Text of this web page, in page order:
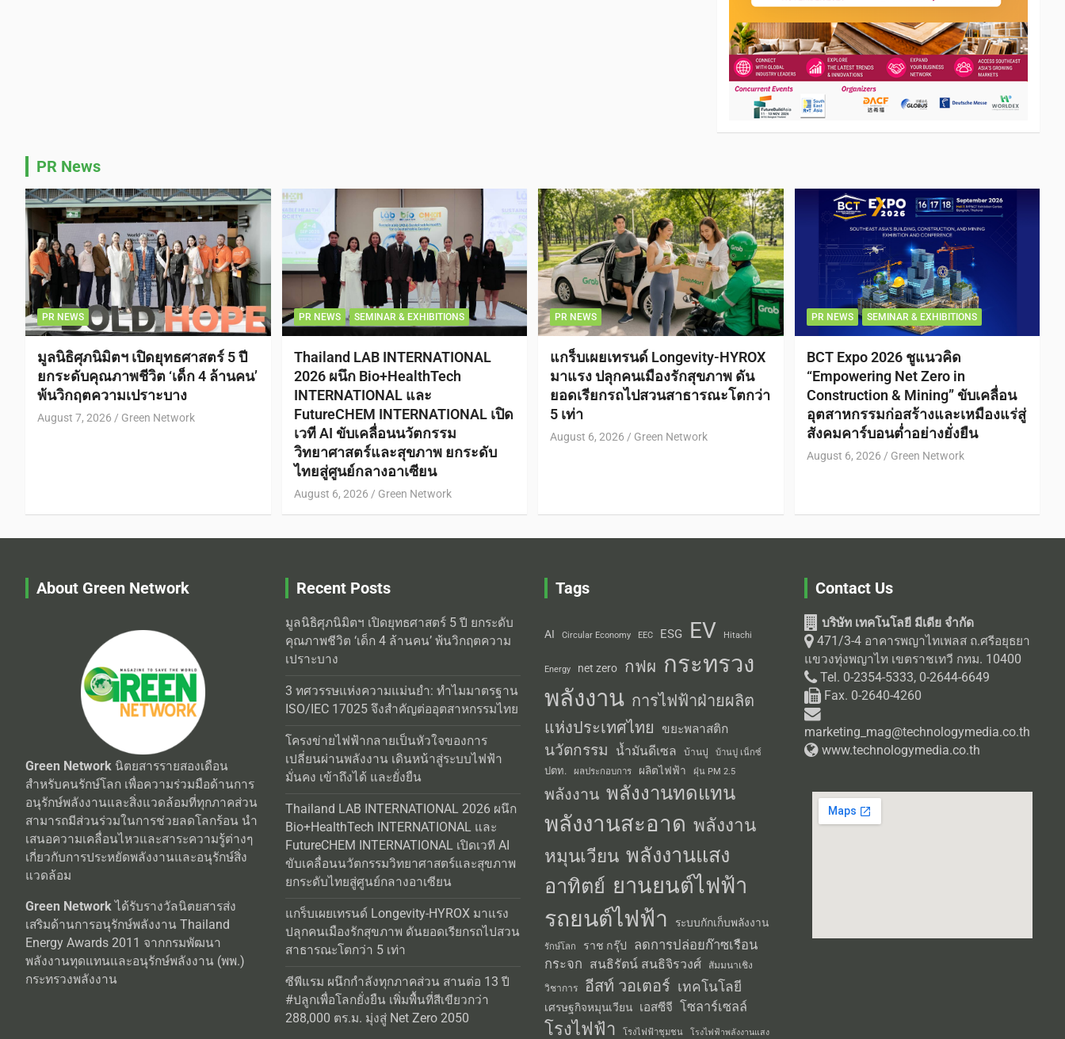
PR News
PR NEWS
มูลนิธิศุภนิมิตฯ เปิดยุทธศาสตร์ 5 ปี
ยกระดับคุณภาพชีวิต ‘เด็ก 4 ล้านคน’
พ้นวิกฤตความเปราะบาง
August 7, 2026 Green Network
PR NEWS SEMINAR & EXHIBITIONS
Thailand LAB INTERNATIONAL
2026 ผนึก Bio+HealthTech
INTERNATIONAL และ
FutureCHEM INTERNATIONAL เปิด
เวที AI ขับเคลื่อนนวัตกรรม
วิทยาศาสตร์และสุขภาพ ยกระดับ
ไทยสู่ศูนย์กลางอาเซียน
August 6, 2026 Green Network
PR NEWS
แกร็บเผยเทรนด์ Longevity-HYROX
มาแรง ปลุกคนเมืองรักสุขภาพ ดัน
ยอดเรียกรถไปสวนสาธารณะโตกว่า
5 เท่า
August 6, 2026 Green Network
PR NEWS SEMINAR & EXHIBITIONS
BCT Expo 2026 ชูแนวคิด
“Empowering Net Zero in
Construction & Mining” ขับเคลื่อน
อุตสาหกรรมก่อสร้างและเหมืองแร่สู่
สังคมคาร์บอนต่ำอย่างยั่งยืน
August 6, 2026 Green Network
About Green Network
Green Network นิตยสารรายสองเดือน
สำหรับคนรักษ์โลก เพื่อความร่วมมือด้านการ
อนุรักษ์พลังงานและสิ่งแวดล้อมที่ทุกภาคส่วน
สามารถมีส่วนร่วมในการช่วยลดโลกร้อน นำ
เสนอความเคลื่อนไหวและสาระความรู้ต่างๆ
เกี่ยวกับการประหยัดพลังงานและอนุรักษ์สิ่ง
แวดล้อม
Green Network ได้รับรางวัลนิตยสารส่ง
เสริมด้านการอนุรักษ์พลังงาน Thailand
Energy Awards 2011 จากกรมพัฒนา
พลังงานทุดแทนและอนุรักษ์พลังงาน (พพ.)
กระทรวงพลังงาน
Recent Posts
มูลนิธิศุภนิมิตฯ เปิดยุทธศาสตร์ 5 ปี ยกระดับ
คุณภาพชีวิต ‘เด็ก 4 ล้านคน’ พ้นวิกฤตความ
เปราะบาง
3 ทศวรรษแห่งความแม่นยำ: ทำไมมาตรฐาน
ISO/IEC 17025 จึงสำคัญต่ออุตสาหกรรมไทย
โครงข่ายไฟฟ้ากลายเป็นหัวใจของการ
เปลี่ยนผ่านพลังงาน เดินหน้าสู่ระบบไฟฟ้า
มั่นคง เข้าถึงได้ และยั่งยืน
Thailand LAB INTERNATIONAL 2026 ผนึก
Bio+HealthTech INTERNATIONAL และ
FutureCHEM INTERNATIONAL เปิดเวที AI
ขับเคลื่อนนวัตกรรมวิทยาศาสตร์และสุขภาพ
ยกระดับไทยสู่ศูนย์กลางอาเซียน
แกร็บเผยเทรนด์ Longevity-HYROX มาแรง
ปลุกคนเมืองรักสุขภาพ ดันยอดเรียกรถไปสวน
สาธารณะโตกว่า 5 เท่า
ซีพีแรม ผนึกกำลังทุกภาคส่วน สานต่อ 13 ปี
#ปลูกเพื่อโลกยั่งยืน เพิ่มพื้นที่สีเขียวกว่า
288,000 ตร.ม. มุ่งสู่ Net Zero 2050
Tags
AI Circular Economy EEC ESG EV Hitachi
Energy net zero กฟผ กระทรวง
พลังงาน การไฟฟ้าฝ่ายผลิต
แห่งประเทศไทย
ขยะพลาสติก
นวัตกรรม น้ำมันดีเซล บ้านปู บ้านปู เน็กซ์
ปตท. ผลประกอบการ ผลิตไฟฟ้า ฝุ่น PM 2.5
พลังงาน พลังงานทดแทน
พลังงานสะอาด พลังงาน
หมุนเวียน พลังงานแสง
อาทิตย์ ยานยนต์ไฟฟ้า
รถยนต์ไฟฟ้า ระบบกักเก็บพลังงาน
รักษ์โลก ราช กรุ๊ป
ลดการปล่อยก๊าซเรือน
กระจก สนธิรัตน์ สนธิจิรวงศ์ สัมมนาเชิง
วิชาการ อีสท์ วอเตอร์ เทคโนโลยี
เศรษฐกิจหมุนเวียน เอสซีจี โซลาร์เซลล์
โรงไฟฟ้า โรงไฟฟ้าชุมชน โรงไฟฟ้าพลังงานแสง
Contact Us
บริษัท เทคโนโลยี มีเดีย จำกัด
471/3-4 อาคารพญาไทเพลส ถ.ศรีอยุธยา
แขวงทุ่งพญาไท เขตราชเทวี กทม. 10400
Tel. 0-2354-5333, 0-2644-6649
Fax. 0-2640-4260
marketing_mag@technologymedia.co.th
www.technologymedia.co.th